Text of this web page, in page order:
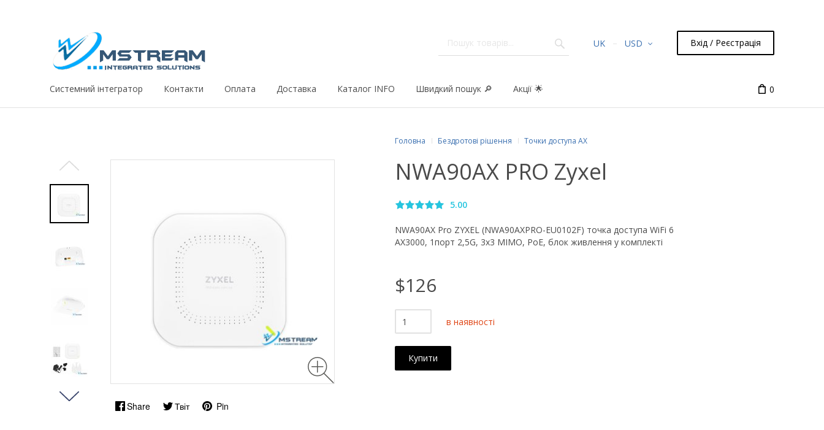
UK USD Вхід / Реєстрація
Системний iнтегратор Контакти Оплата Доставка Каталог INFO Швидкий пошук 🔎 Акції 🌟 0
Share Твіт Pin
Головна Бездротові рішення Точки доступа AX
NWA90AX PRO Zyxel
5.00
NWA90AX Pro ZYXEL (NWA90AXPRO-EU0102F) точка доступа WiFi 6
AX3000, 1порт 2,5G, 3x3 MIMO, PoE, блок живлення у комплекті
$126
в наявності
Купити